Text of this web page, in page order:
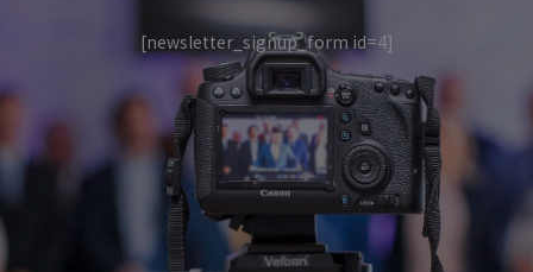
[newsletter_signup_form id=4]